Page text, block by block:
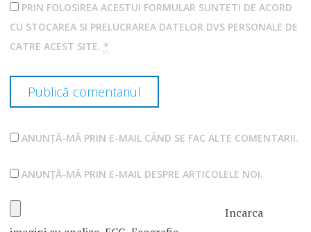
PRIN FOLOSIREA ACESTUI FORMULAR SUNTETI DE ACORD
CU STOCAREA SI PRELUCRAREA DATELOR DVS PERSONALE DE
CATRE ACEST SITE. *
ANUNȚĂ-MĂ PRIN E-MAIL CÂND SE FAC ALTE COMENTARII.
ANUNȚĂ-MĂ PRIN E-MAIL DESPRE ARTICOLELE NOI.
Incarca